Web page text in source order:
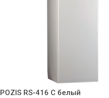
POZIS RS-416 С белый